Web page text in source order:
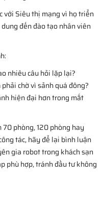
với Siêu thị mạng vì họ triển
đến đào tạo nhân viên
nhiêu câu hỏi lặp lại?
chờ vì sảnh quá đông?
hiện đại hơn trong mắt
phòng, 120 phòng hay
tác, hãy để lại bình luận
gia robot trong khách sạn
phù hợp, tránh đầu tư không